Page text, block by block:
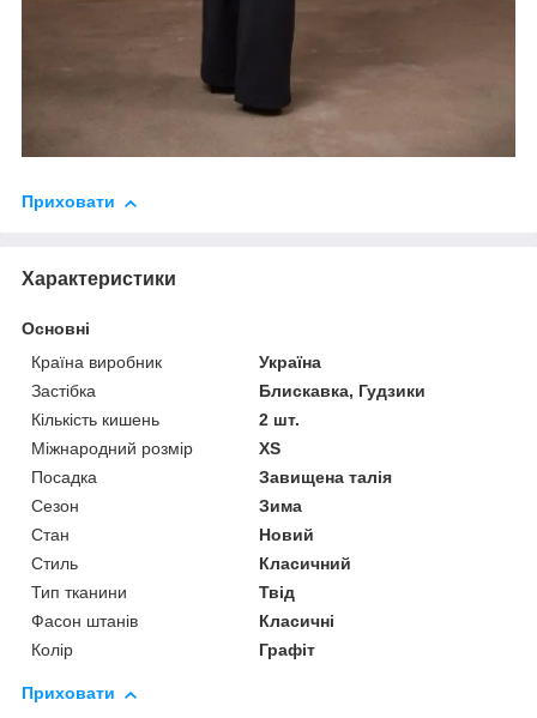
Приховати
Характеристики
Основні
Країна виробник
Україна
Застібка
Блискавка, Гудзики
Кількість кишень
2 шт.
Міжнародний розмір
XS
Посадка
Завищена талія
Сезон
Зима
Стан
Новий
Стиль
Класичний
Тип тканини
Твід
Фасон штанів
Класичні
Колір
Графіт
Приховати